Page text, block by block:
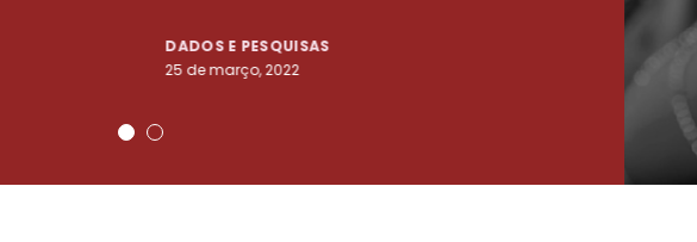
DADOS E PESQUISAS
25 de março, 2022
23